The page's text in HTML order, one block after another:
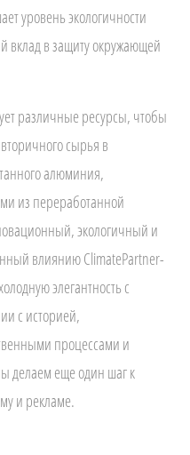
уровень экологичности
вклад в защиту окружающей
различные ресурсы, чтобы
сырья в
алюминия,
из переработанной
экологичный и
влиянию ClimatePartner-
элегантность с
с историей,
процессами и
делаем еще один шаг к
и рекламе.